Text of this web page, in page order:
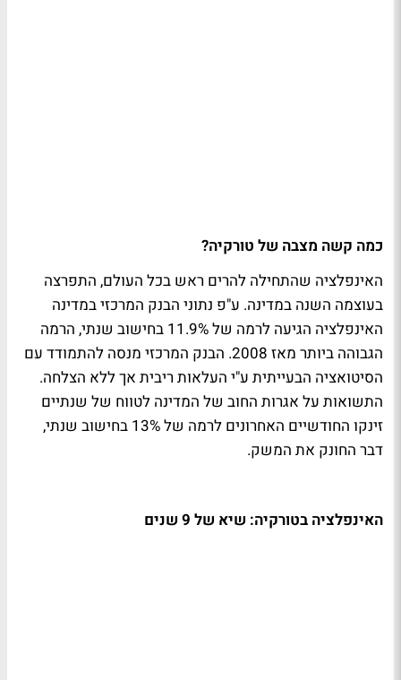
כמה קשה מצבה של טורקיה?
האינפלציה שהתחילה להרים ראש בכל העולם, התפרצה
בעוצמה השנה במדינה. ע"פ נתוני הבנק המרכזי במדינה
האינפלציה הגיעה לרמה של 11.9% בחישוב שנתי, הרמה
הגבוהה ביותר מאז 2008. הבנק המרכזי מנסה להתמודד עם
הסיטואציה הבעייתית ע"י העלאות ריבית אך ללא הצלחה.
התשואות על אגרות החוב של המדינה לטווח של שנתיים
זינקו החודשיים האחרונים לרמה של 13% בחישוב שנתי,
דבר החונק את המשק.
האינפלציה בטורקיה: שיא של 9 שנים